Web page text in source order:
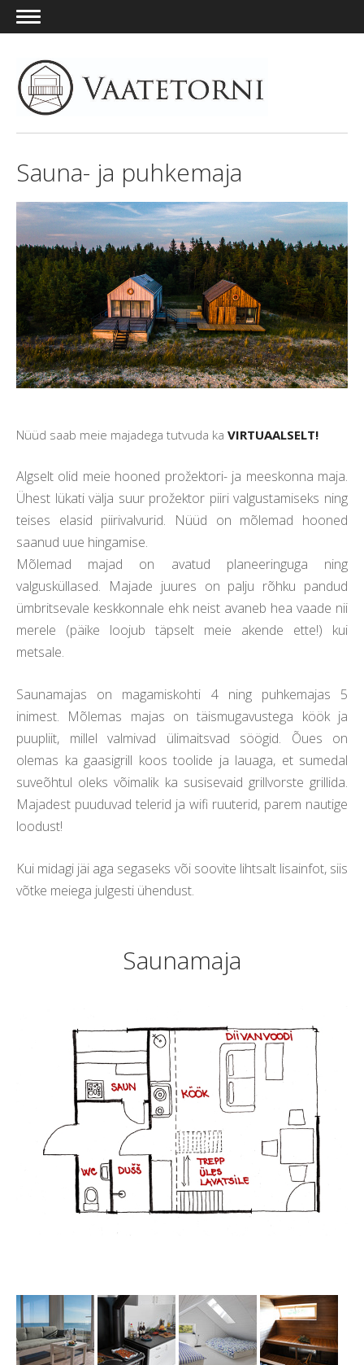
EST
Sauna- ja puhkemaja
Nüüd saab meie majadega tutvuda ka VIRTUAALSELT!
Algselt olid meie hooned prožektori- ja meeskonna maja.
Ühest lükati välja suur prožektor piiri valgustamiseks ning
teises elasid piirivalvurid. Nüüd on mõlemad hooned
saanud uue hingamise.
Mõlemad majad on avatud planeeringuga ning
valgusküllased. Majade juures on palju rõhku pandud
ümbritsevale keskkonnale ehk neist avaneb hea vaade nii
merele (päike loojub täpselt meie akende ette!) kui
metsale.
Saunamajas on magamiskohti 4 ning puhkemajas 5
inimest. Mõlemas majas on täismugavustega köök ja
puupliit, millel valmivad ülimaitsvad söögid. Õues on
olemas ka gaasigrill koos toolide ja lauaga, et sumedal
suveõhtul oleks võimalik ka susisevaid grillvorste grillida.
Majadest puuduvad telerid ja wifi ruuterid, parem nautige
loodust!
Kui midagi jäi aga segaseks või soovite lihtsalt lisainfot, siis
võtke meiega julgesti ühendust.
Saunamaja